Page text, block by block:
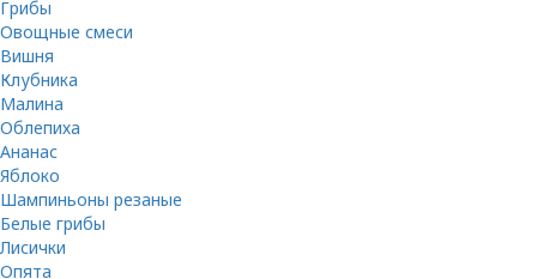
Грибы
Овощные смеси
Вишня
Клубника
Малина
Облепиха
Ананас
Яблоко
Шампиньоны резаные
Белые грибы
Лисички
Опята